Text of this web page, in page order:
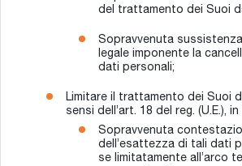
del trattamento dei Suoi
Sopravvenuta
legale imponente la
dati personali;
Limitare il trattamento dei Suoi
sensi dell’art. 18 del reg. (U.E.),
Sopravvenuta
dell’esattezza di tali dati
se limitatamente all’arco